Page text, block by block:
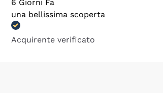
6 Giorni Fa
una bellissima scoperta
Acquirente verificato